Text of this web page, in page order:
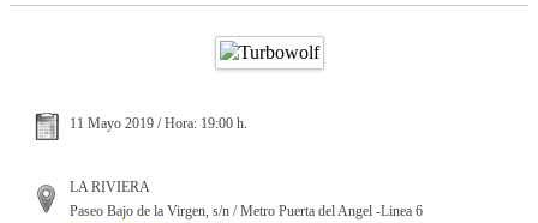
11 Mayo 2019 / Hora: 19:00 h.
LA RIVIERA
Paseo Bajo de la Virgen, s/n / Metro Puerta del Angel -Linea 6